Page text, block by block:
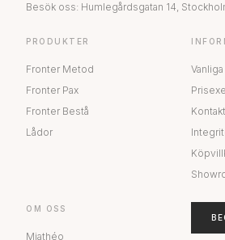
Besök oss: Humlegårdsgatan 14,
PRODUKTER
Fronter Metod
Fronter Pax
Fronter Bestå
Lådor
Kontakt
OM OSS
Miathéo